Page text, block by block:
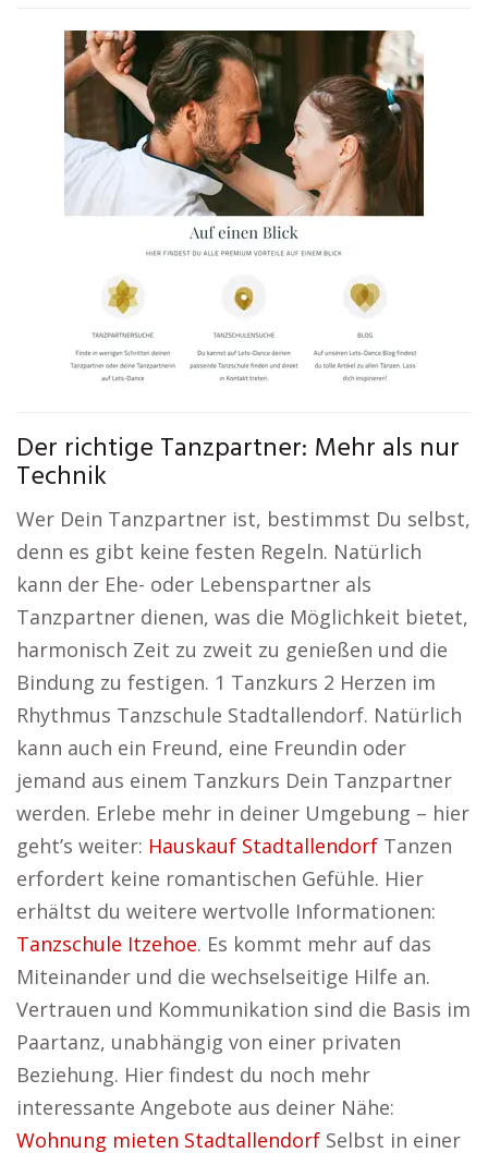
Der richtige Tanzpartner: Mehr als nur
Technik
Wer Dein Tanzpartner ist, bestimmst Du selbst,
denn es gibt keine festen Regeln. Natürlich
kann der Ehe- oder Lebenspartner als
Tanzpartner dienen, was die Möglichkeit bietet,
harmonisch Zeit zu zweit zu genießen und die
Bindung zu festigen. 1 Tanzkurs 2 Herzen im
Rhythmus Tanzschule Stadtallendorf. Natürlich
kann auch ein Freund, eine Freundin oder
jemand aus einem Tanzkurs Dein Tanzpartner
werden. Erlebe mehr in deiner Umgebung – hier
geht’s weiter: Hauskauf Stadtallendorf Tanzen
erfordert keine romantischen Gefühle. Hier
erhältst du weitere wertvolle Informationen:
Tanzschule Itzehoe. Es kommt mehr auf das
Miteinander und die wechselseitige Hilfe an.
Vertrauen und Kommunikation sind die Basis im
Paartanz, unabhängig von einer privaten
Beziehung. Hier findest du noch mehr
interessante Angebote aus deiner Nähe:
Wohnung mieten Stadtallendorf Selbst in einer